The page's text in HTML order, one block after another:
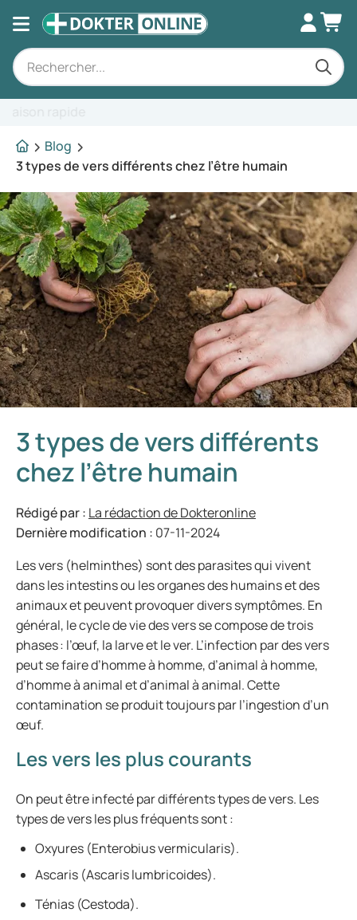
Blog
3 types de vers différents chez l’être humain
3 types de vers différents
chez l’être humain
Rédigé par : La rédaction de Dokteronline
Dernière modification : 07-11-2024
Les vers (helminthes) sont des parasites qui vivent
dans les intestins ou les organes des humains et des
animaux et peuvent provoquer divers symptômes. En
général, le cycle de vie des vers se compose de trois
phases : l’œuf, la larve et le ver. L’infection par des vers
peut se faire d’homme à homme, d’animal à homme,
d’homme à animal et d’animal à animal. Cette
contamination se produit toujours par l’ingestion d’un
œuf.
Les vers les plus courants
On peut être infecté par différents types de vers. Les
types de vers les plus fréquents sont :
Oxyures (Enterobius vermicularis).
Ascaris (Ascaris lumbricoides).
Ténias (Cestoda).